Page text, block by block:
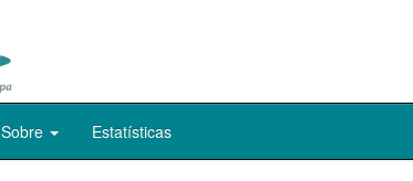
Sobre Estatísticas